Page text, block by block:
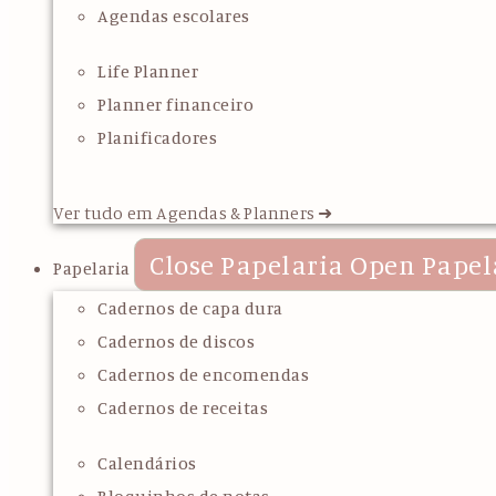
Agendas escolares
Life Planner
Planner financeiro
Planificadores
Ver tudo em Agendas & Planners ➜
Papelaria Close Papelaria Open
Cadernos de capa dura
Cadernos de discos
Cadernos de encomendas
Cadernos de receitas
Calendários